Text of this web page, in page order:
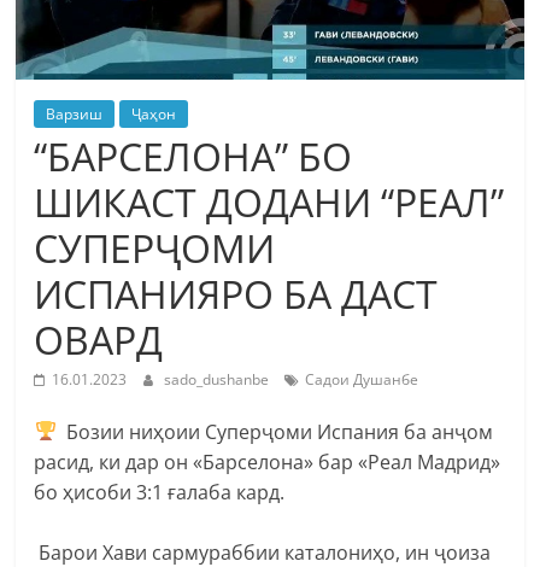
Варзиш Ҷаҳон
“БАРСЕЛОНА” БО
ШИКАСТ ДОДАНИ “РЕАЛ”
СУПЕРҶОМИ
ИСПАНИЯРО БА ДАСТ
ОВАРД
16.01.2023 sado_dushanbe Садои Душанбе
Бозии ниҳоии Суперҷоми Испания ба анҷом
расид, ки дар он «Барселона» бар «Реал Мадрид»
бо ҳисоби 3:1 ғалаба кард.
Барои Хави сармураббии каталониҳо, ин ҷоиза